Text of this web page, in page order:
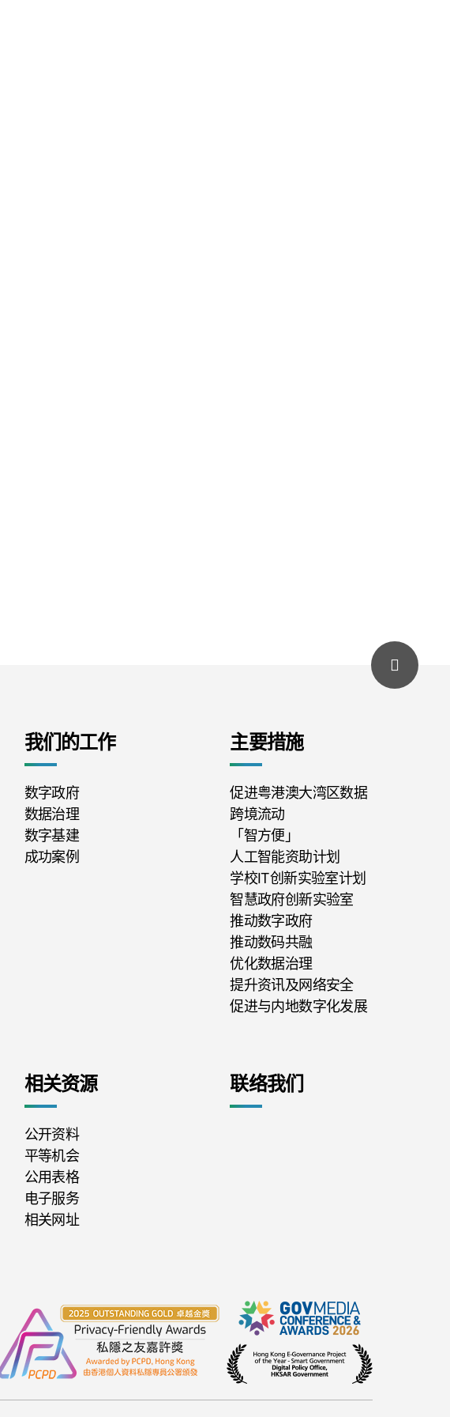
我们的工作
数字政府
数据治理
数字基建
成功案例
主要措施
促进粤港澳大湾区数据
跨境流动
「智方便」
人工智能资助计划
学校IT创新实验室计划
智慧政府创新实验室
推动数字政府
推动数码共融
优化数据治理
提升资讯及网络安全
促进与内地数字化发展
相关资源
公开资料
平等机会
公用表格
电子服务
相关网址
联络我们